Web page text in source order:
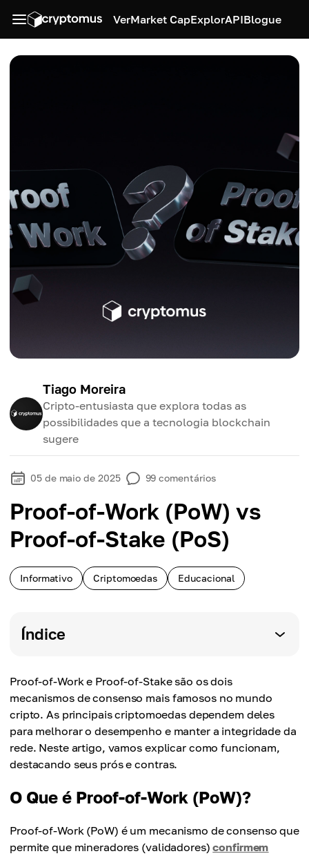
VerMarket CapExplorAPIBlogue
Tiago Moreira
Cripto-entusiasta que explora todas as
possibilidades que a tecnologia blockchain
sugere
05 de maio de 2025 99 comentários
Proof-of-Work (PoW) vs
Proof-of-Stake (PoS)
Informativo Criptomoedas Educacional
Índice
Proof-of-Work e Proof-of-Stake são os dois
mecanismos de consenso mais famosos no mundo
cripto. As principais criptomoedas dependem deles
para melhorar o desempenho e manter a integridade da
rede. Neste artigo, vamos explicar como funcionam,
destacando seus prós e contras.
O Que é Proof-of-Work (PoW)?
Proof-of-Work (PoW) é um mecanismo de consenso que
permite que mineradores (validadores)confirmem